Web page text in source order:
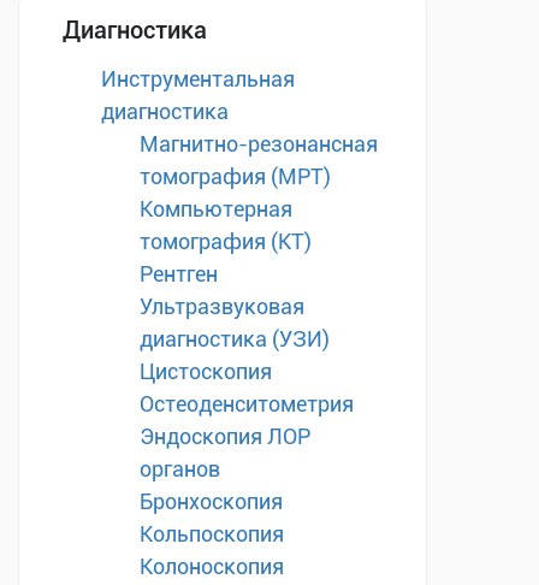
Диагностика
Инструментальная
диагностика
Магнитно-резонансная
томография (МРТ)
Компьютерная
томография (КТ)
Рентген
Ультразвуковая
диагностика (УЗИ)
Цистоскопия
Остеоденситометрия
Эндоскопия ЛОР
органов
Бронхоскопия
Кольпоскопия
Колоноскопия